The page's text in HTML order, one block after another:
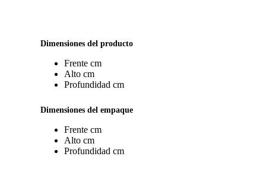
Dimensiones del producto
Frente cm
Alto cm
Profundidad cm
Dimensiones del empaque
Frente cm
Alto cm
Profundidad cm